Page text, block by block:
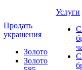
Продать
украшения
Золото
Золото
Услуги